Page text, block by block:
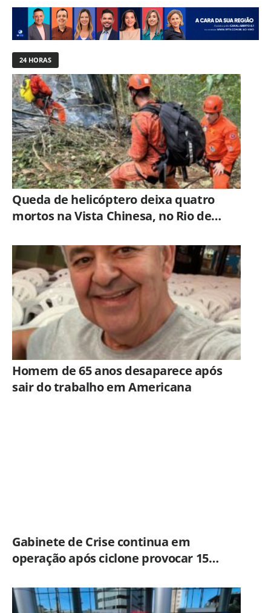
24 HORAS
Queda de helicóptero deixa quatro
mortos na Vista Chinesa, no Rio de
Homem de 65 anos desaparece após
sair do trabalho em Americana
Gabinete de Crise continua em
operação após ciclone provocar 15